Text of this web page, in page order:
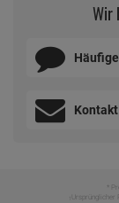
Wir
Kontakt
*
Ursprünglicher